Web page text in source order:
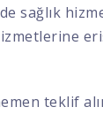
sağlık
teklif